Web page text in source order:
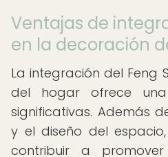
Ventajas de
en la decoración
La integración del Feng
del hogar ofrece
significativas. Además
y el diseño del
contribuir a